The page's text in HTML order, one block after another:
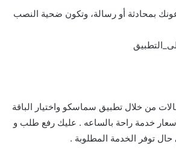
بمحادثة أو رسالة، وتكون ضحية النصب
من خلال تطبيق سماسكو واختيار الباقة
خدمة راحة بالساعه . عليك رفع طلب و
توفر الخدمة المطلوبة .